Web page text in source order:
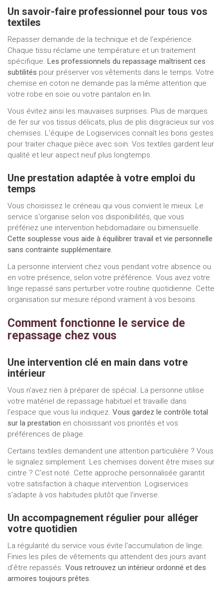
Un savoir-faire professionnel pour tous vos
textiles
Repasser demande de la technique et de l'expérience.
Chaque tissu réclame une température et un traitement
spécifique. Les professionnels du repassage maîtrisent ces
subtilités pour préserver vos vêtements dans le temps. Votre
chemise en coton ne demande pas la même attention que
votre robe en soie ou votre pantalon en lin.
Vous évitez ainsi les mauvaises surprises. Plus de marques
de fer sur vos tissus délicats, plus de plis disgracieux sur vos
chemises. L'équipe de Logiservices connaît les bons gestes
pour traiter chaque pièce avec soin. Vos textiles gardent leur
qualité et leur aspect neuf plus longtemps.
Une prestation adaptée à votre emploi du
temps
Vous choisissez le créneau qui vous convient le mieux. Le
service s'organise selon vos disponibilités, que vous
préfériez une intervention hebdomadaire ou bimensuelle.
Cette souplesse vous aide à équilibrer travail et vie personnelle
sans contrainte supplémentaire.
La personne intervient chez vous pendant votre absence ou
en votre présence, selon votre préférence. Vous avez votre
linge repassé sans perturber votre routine quotidienne. Cette
organisation sur mesure répond vraiment à vos besoins.
Comment fonctionne le service de
repassage chez vous
Une intervention clé en main dans votre
intérieur
Vous n'avez rien à préparer de spécial. La personne utilise
votre matériel de repassage habituel et travaille dans
l'espace que vous lui indiquez. Vous gardez le contrôle total
sur la prestation en choisissant vos priorités et vos
préférences de pliage.
Certains textiles demandent une attention particulière ? Vous
le signalez simplement. Les chemises doivent être mises sur
cintre ? C'est noté. Cette approche personnalisée garantit
votre satisfaction à chaque intervention. Logiservices
s'adapte à vos habitudes plutôt que l'inverse.
Un accompagnement régulier pour alléger
votre quotidien
La régularité du service vous évite l'accumulation de linge.
Finies les piles de vêtements qui attendent des jours avant
d'être repassés. Vous retrouvez un intérieur ordonné et des
armoires toujours prêtes.